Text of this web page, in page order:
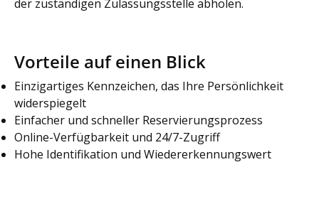
der zuständigen Zulassungsstelle abholen.
Vorteile auf einen Blick
Einzigartiges Kennzeichen, das Ihre Persönlichkeit
widerspiegelt
Einfacher und schneller Reservierungsprozess
Online-Verfügbarkeit und 24/7-Zugriff
Hohe Identifikation und Wiedererkennungswert